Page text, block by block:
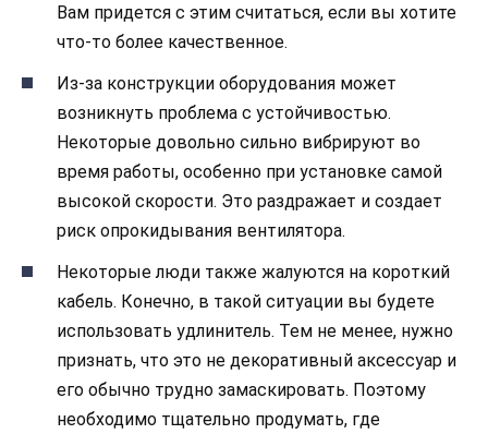
Вам придется с этим считаться, если вы хотите
что-то более качественное.
Из-за конструкции оборудования может
возникнуть проблема с устойчивостью.
Некоторые довольно сильно вибрируют во
время работы, особенно при установке самой
высокой скорости. Это раздражает и создает
риск опрокидывания вентилятора.
Некоторые люди также жалуются на короткий
кабель. Конечно, в такой ситуации вы будете
использовать удлинитель. Тем не менее, нужно
признать, что это не декоративный аксессуар и
его обычно трудно замаскировать. Поэтому
необходимо тщательно продумать, где